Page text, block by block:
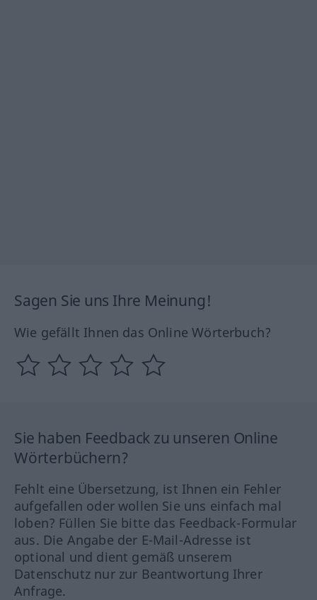
Sagen Sie uns Ihre Meinung!
Wie gefällt Ihnen das Online Wörterbuch?
Sie haben Feedback zu unseren Online
Wörterbüchern?
Fehlt eine Übersetzung, ist Ihnen ein Fehler
aufgefallen oder wollen Sie uns einfach mal
loben? Füllen Sie bitte das Feedback-Formular
aus. Die Angabe der E-Mail-Adresse ist
optional und dient gemäß unserem
Datenschutz nur zur Beantwortung Ihrer
Anfrage.